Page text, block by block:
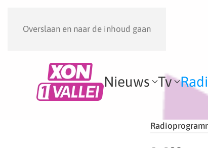
Overslaan en naar de inhoud gaan
Nieuws Tv